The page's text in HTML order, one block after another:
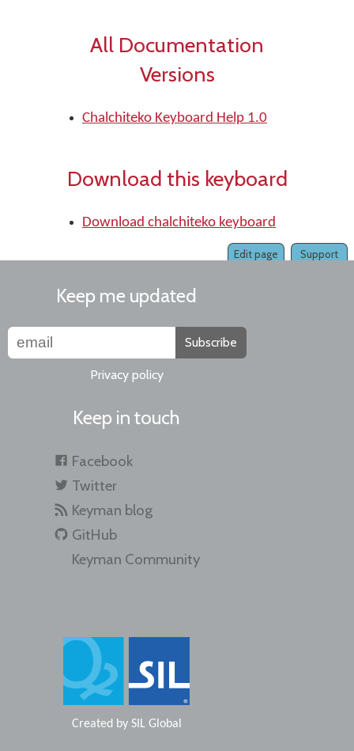
All Documentation
Versions
Chalchiteko Keyboard Help 1.0
Download this keyboard
Download chalchiteko keyboard
Support
Edit page
Keep me updated
Subscribe
Privacy policy
Keep in touch
Facebook
Twitter
Keyman blog
GitHub
Keyman Community
Created by SIL Global